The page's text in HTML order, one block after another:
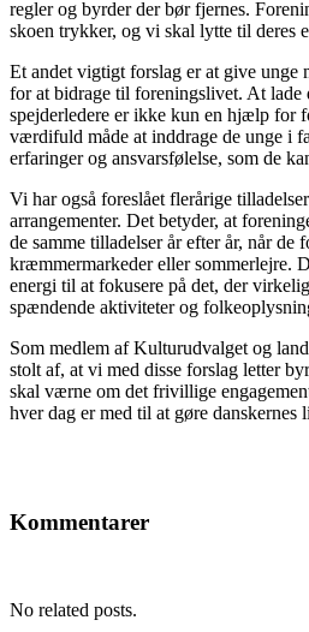
regler og byrder der bør fjernes.
skoen trykker, og vi skal lytte til deres
Et andet vigtigt forslag er at give unge
for at bidrage til foreningslivet. At lade
spejderledere er ikke kun en hjælp for
værdifuld måde at inddrage de unge i
erfaringer og ansvarsfølelse, som de
Vi har også foreslået flerårige
arrangementer. Det betyder, at
de samme tilladelser år efter år, når de
kræmmermarkeder eller sommerlejre.
energi til at fokusere på det, der
spændende aktiviteter og
Som medlem af Kulturudvalget og
stolt af, at vi med disse forslag letter
skal værne om det frivillige
hver dag er med til at gøre danskernes
Kommentarer
No related posts.